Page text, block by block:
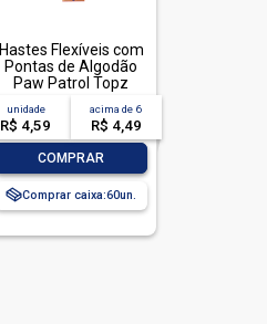
Hastes Flexíveis com
Pontas de Algodão
Paw Patrol Topz
Baby Caixa 75
Unidades
unidade
R$ 4,59
acima de 6
R$ 4,49
COMPRAR
Comprar caixa:60